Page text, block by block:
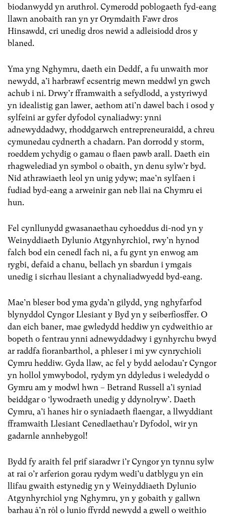
biodanwydd yn aruthrol. Cymerodd poblogaeth fyd-eang
llawn anobaith ran yn yr Orymdaith Fawr dros
Hinsawdd, cri unedig dros newid a adleisiodd dros y
blaned.
Yma yng Nghymru, daeth ein Deddf, a fu unwaith mor
newydd, a’i harbrawf ecsentrig mewn meddwl yn gwch
achub i ni. Drwy’r fframwaith a sefydlodd, a ystyriwyd
yn idealistig gan lawer, aethom ati’n dawel bach i osod y
sylfeini ar gyfer dyfodol cynaliadwy: ynni
adnewyddadwy, rhoddgarwch entrepreneuraidd, a chreu
cymunedau cydnerth a chadarn. Pan dorrodd y storm,
roeddem ychydig o gamau o flaen pawb arall. Daeth ein
rhagwelediad yn symbol o obaith, yn denu sylw’r byd.
Nid athrawiaeth leol yn unig ydyw; mae’n sylfaen i
fudiad byd-eang a arweinir gan neb llai na Chymru ei
hun.
Fel cynllunydd gwasanaethau cyhoeddus di-nod yn y
Weinyddiaeth Dylunio Atgynhyrchiol, rwy’n hynod
falch bod ein cenedl fach ni, a fu gynt yn enwog am
rygbi, defaid a chanu, bellach yn sbardun i ymgais
unedig i sicrhau llesiant a chynaliadwyedd byd-eang.
Mae’n bleser bod yma gyda’n gilydd, yng nghyfarfod
blynyddol Cyngor Llesiant y Byd yn y seiberfiosffer. O
dan eich baner, mae gwledydd heddiw yn cydweithio ar
bopeth o fentrau ynni adnewyddadwy i gynhyrchu bwyd
ar raddfa fioranbarthol, a phleser i mi yw cynrychioli
Cymru heddiw. Gyda llaw, ac fel y bydd aelodau’r Cyngor
yn hollol ymwybodol, rydym yn ddyledus i weledydd o
Gymru am y modwl hwn – Betrand Russell a’i syniad
beiddgar o ‘lywodraeth unedig y ddynolryw’. Daeth
Cymru, a’i hanes hir o syniadaeth flaengar, a llwyddiant
fframwaith Llesiant Cenedlaethau’r Dyfodol, wir yn
gadarnle annhebygol!
Bydd fy araith fel prif siaradwr i’r Cyngor yn tynnu sylw
at rai o’r arferion gorau rydym wedi’u datblygu yn ein
llifau gwaith estynedig yn y Weinyddiaeth Dylunio
Atgynhyrchiol yng Nghymru, yn y gobaith y gallwn
barhau â’n rôl o lunio ffyrdd newydd a gwell o weithio